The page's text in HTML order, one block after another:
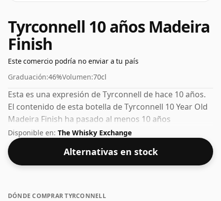
Tyrconnell 10 años Madeira
Finish
Este comercio podría no enviar a tu país
Graduación:46%Volumen:70cl
Esta es una expresión de Tyrconnell de hace 10 años.
El contenido de esta botella de Tyrconnell 10 Year Old
Madeira Finish ha pasado al menos 10 años
madurando en barricas de roble. Muchos consideran
que el 46% es un buen ABV para experimentar la
"sensación en boca" y el sabor pleno del whisky.
Disponible en: The Whisky Exchange
Alternativas en stock
DÓNDE COMPRAR TYRCONNELL